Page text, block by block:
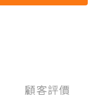
顧客評價